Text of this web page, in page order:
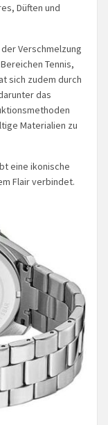
Düften und
Verschmelzung
Tennis,
sich zudem durch
das
Materialien zu
eine ikonische
Flair verbindet.